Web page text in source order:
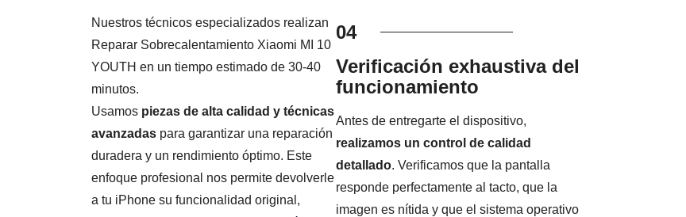
Nuestros técnicos especializados realizan
Reparar Sobrecalentamiento Xiaomi MI 10
YOUTH en un tiempo estimado de 30-40
minutos.
Usamos piezas de alta calidad y técnicas
avanzadaspara garantizar una reparación
duradera y un rendimiento óptimo. Este
enfoque profesional nos permite devolverle
a tu iPhone su funcionalidad original,
04
Verificación exhaustiva del
funcionamiento
Antes de entregarte el dispositivo,
realizamos un control de calidad
detallado. Verificamos que la pantalla
responde perfectamente al tacto, que la
imagen es nítida y que el sistema operativo